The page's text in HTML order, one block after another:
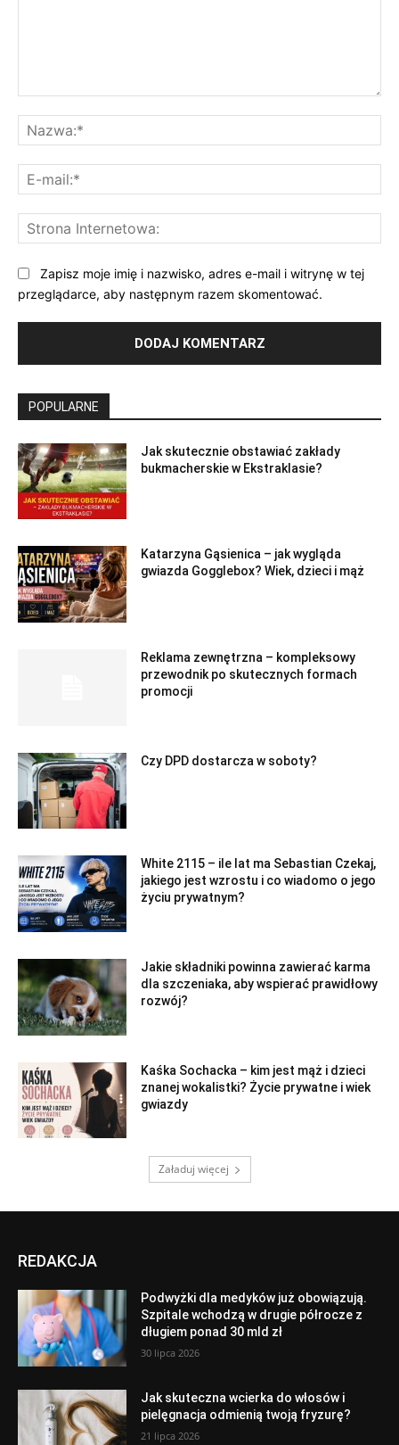
Zapisz moje imię i nazwisko, adres e-mail i witrynę w tej
przeglądarce, aby następnym razem skomentować.
POPULARNE
Jak skutecznie obstawiać zakłady
bukmacherskie w Ekstraklasie?
Katarzyna Gąsienica – jak wygląda
gwiazda Gogglebox? Wiek, dzieci i mąż
Reklama zewnętrzna – kompleksowy
przewodnik po skutecznych formach
promocji
Czy DPD dostarcza w soboty?
White 2115 – ile lat ma Sebastian Czekaj,
jakiego jest wzrostu i co wiadomo o jego
życiu prywatnym?
Jakie składniki powinna zawierać karma
dla szczeniaka, aby wspierać prawidłowy
rozwój?
Kaśka Sochacka – kim jest mąż i dzieci
znanej wokalistki? Życie prywatne i wiek
gwiazdy
Załaduj więcej
REDAKCJA
Podwyżki dla medyków już obowiązują.
Szpitale wchodzą w drugie półrocze z
długiem ponad 30 mld zł
30 lipca 2026
Jak skuteczna wcierka do włosów i
pielęgnacja odmienią twoją fryzurę?
21 lipca 2026